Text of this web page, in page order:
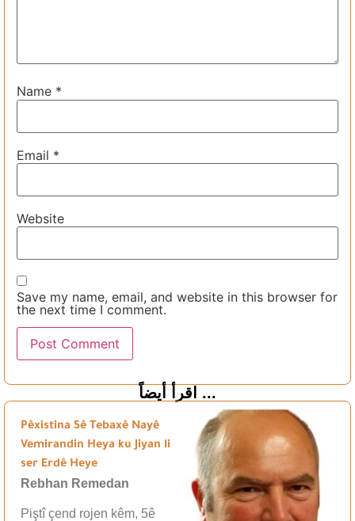
Name *
Email *
Website
Save my name, email, and website in this browser for
the next time I comment.
اقرأ أيضاً ...
Pêxistina 5ê Tebaxê Nayê
Vemirandin Heya ku Jiyan li
ser Erdê Heye
Rebhan Remedan
Piştî çend rojen kêm, 5ê